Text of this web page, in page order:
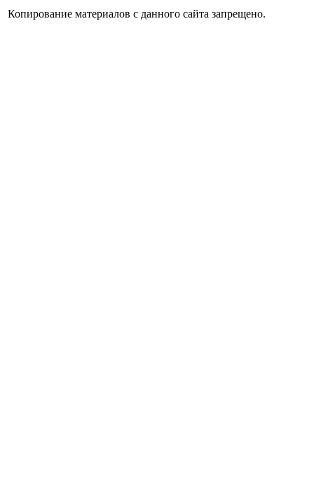
Копирование материалов с данного сайта запрещено.